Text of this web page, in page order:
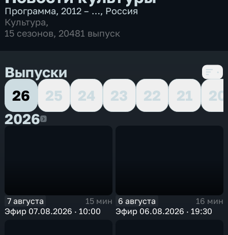
Программа,2012 – …, Россия
Культура,
15 сезонов, 20481 выпуск
Выпуски
26
25 24 23 22 21
20
20262026
7 августа
15 мин
Эфир 07.08.2026 · 10:00
6 августа
16 мин
Эфир 06.08.2026 · 19:30